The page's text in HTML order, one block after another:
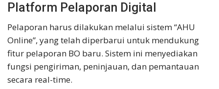
Platform Pelaporan Digital
Pelaporan harus dilakukan melalui sistem “AHU
Online”, yang telah diperbarui untuk mendukung
fitur pelaporan BO baru. Sistem ini menyediakan
fungsi pengiriman, peninjauan, dan pemantauan
secara real-time.